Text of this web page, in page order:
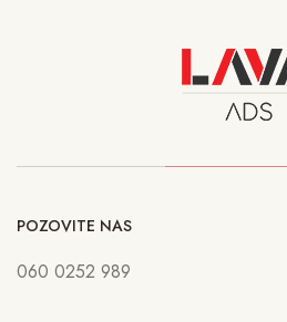
POZOVITE NAS
060 0252 989